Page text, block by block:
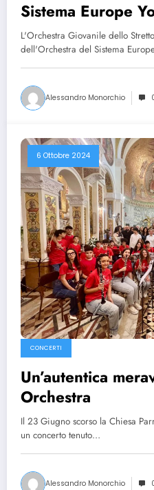
Sistema Europe
L'Orchestra Giovanile dello
dell'Orchestra del Sistema
Alessandro Monorchio
6 Ottobre 2024
CONCERTI
Un’autentica
Orchestra
Il 23 Giugno scorso la Chiesa
un concerto tenuto…
Alessandro Monorchio